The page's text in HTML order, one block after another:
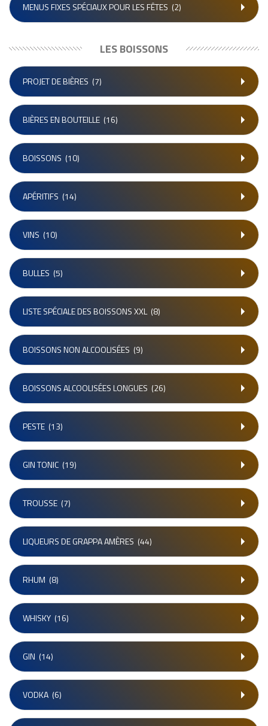
MENUS FIXES SPÉCIAUX POUR LES FÊTES (2)
LES BOISSONS
PROJET DE BIÈRES (7)
BIÈRES EN BOUTEILLE (16)
BOISSONS (10)
APÉRITIFS (14)
VINS (10)
BULLES (5)
LISTE SPÉCIALE DES BOISSONS XXL(8)
BOISSONS NON ALCOOLISÉES (9)
BOISSONS ALCOOLISÉES LONGUES (26)
PESTE (13)
GIN TONIC (19)
TROUSSE (7)
LIQUEURS DE GRAPPA AMÈRES (44)
RHUM (8)
WHISKY (16)
GIN (14)
VODKA (6)